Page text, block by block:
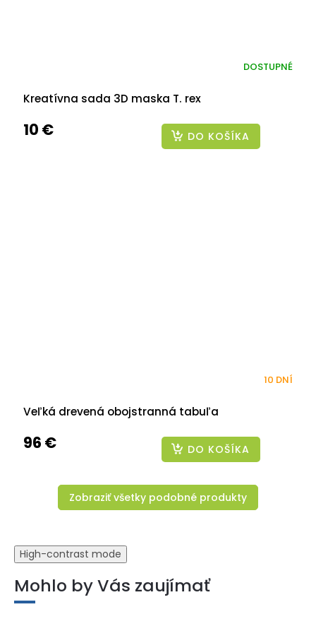
Kreatívna sada 3D maska T. rex
DOSTUPNÉ
10 € DO KOŠÍKA
Veľká drevená obojstranná tabuľa
10 DNÍ
96 € DO KOŠÍKA
Zobraziť všetky podobné produkty
High-contrast mode
Mohlo by Vás zaujímať